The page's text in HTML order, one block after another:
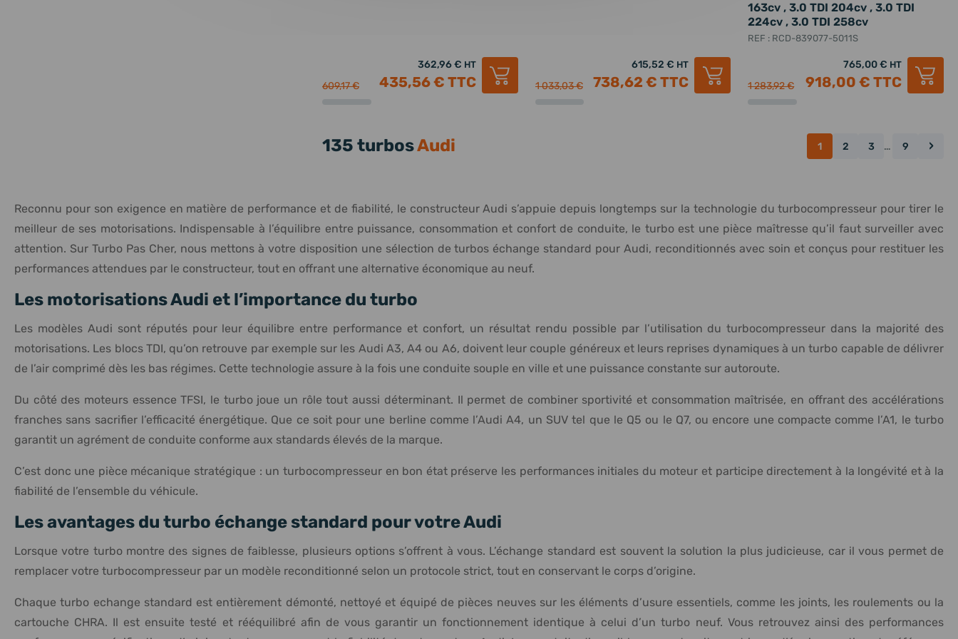
609,17 €
362,96 € HT
435,56 € TTC 1 033,03 €
615,52 € HT
738,62 € TTC
163cv , 3.0 TDI 204cv , 3.0 TDI
224cv , 3.0 TDI 258cv
REF : RCD-839077-5011S
1 283,92 €
765,00 € HT
918,00 € TTC
135 turbosAudi 1 2 3 … 9 ›
Reconnu pour son exigence en matière de performance et de fiabilité, le constructeur Audi s’appuie depuis longtemps sur la technologie du turbocompresseur pour tirer le
meilleur de ses motorisations. Indispensable à l’équilibre entre puissance, consommation et confort de conduite, le turbo est une pièce maîtresse qu’il faut surveiller avec
attention. Sur Turbo Pas Cher, nous mettons à votre disposition une sélection de turbos échange standard pour Audi, reconditionnés avec soin et conçus pour restituer les
performances attendues par le constructeur, tout en offrant une alternative économique au neuf.
Les motorisations Audi et l’importance du turbo
Les modèles Audi sont réputés pour leur équilibre entre performance et confort, un résultat rendu possible par l’utilisation du turbocompresseur dans la majorité des
motorisations. Les blocs TDI, qu’on retrouve par exemple sur les Audi A3, A4 ou A6, doivent leur couple généreux et leurs reprises dynamiques à un turbo capable de délivrer
de l’air comprimé dès les bas régimes. Cette technologie assure à la fois une conduite souple en ville et une puissance constante sur autoroute.
Du côté des moteurs essence TFSI, le turbo joue un rôle tout aussi déterminant. Il permet de combiner sportivité et consommation maîtrisée, en offrant des accélérations
franches sans sacrifier l’efficacité énergétique. Que ce soit pour une berline comme l’Audi A4, un SUV tel que le Q5 ou le Q7, ou encore une compacte comme l’A1, le turbo
garantit un agrément de conduite conforme aux standards élevés de la marque.
C’est donc une pièce mécanique stratégique : un turbocompresseur en bon état préserve les performances initiales du moteur et participe directement à la longévité et à la
fiabilité de l’ensemble du véhicule.
Les avantages du turbo échange standard pour votre Audi
Lorsque votre turbo montre des signes de faiblesse, plusieurs options s’offrent à vous. L’échange standard est souvent la solution la plus judicieuse, car il vous permet de
remplacer votre turbocompresseur par un modèle reconditionné selon un protocole strict, tout en conservant le corps d’origine.
Chaque turbo echange standard est entièrement démonté, nettoyé et équipé de pièces neuves sur les éléments d’usure essentiels, comme les joints, les roulements ou la
cartouche CHRA. Il est ensuite testé et rééquilibré afin de vous garantir un fonctionnement identique à celui d’un turbo neuf. Vous retrouvez ainsi des performances